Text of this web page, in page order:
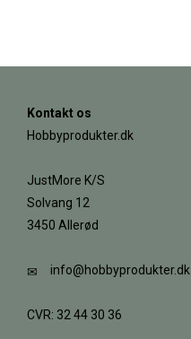
Kontakt os
Hobbyprodukter.dk
JustMore K/S
Solvang 12
3450 Allerød
info@hobbyprodukter.dk
CVR: 32 44 30 36